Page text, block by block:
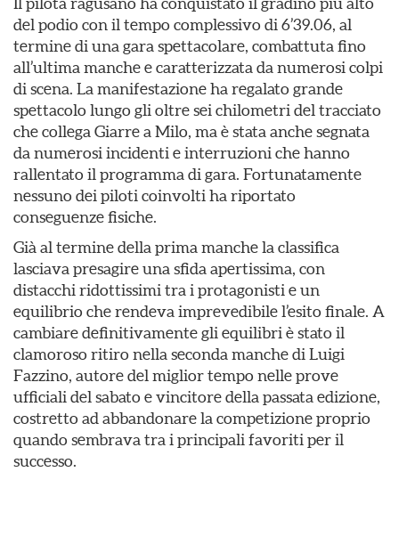
del podio con il tempo complessivo di 6’39.06, al
termine di una gara spettacolare, combattuta fino
all’ultima manche e caratterizzata da numerosi colpi
di scena. La manifestazione ha regalato grande
spettacolo lungo gli oltre sei chilometri del tracciato
che collega Giarre a Milo, ma è stata anche segnata
da numerosi incidenti e interruzioni che hanno
rallentato il programma di gara. Fortunatamente
nessuno dei piloti coinvolti ha riportato
conseguenze fisiche.
Già al termine della prima manche la classifica
lasciava presagire una sfida apertissima, con
distacchi ridottissimi tra i protagonisti e un
equilibrio che rendeva imprevedibile l’esito finale. A
cambiare definitivamente gli equilibri è stato il
clamoroso ritiro nella seconda manche di Luigi
Fazzino, autore del miglior tempo nelle prove
ufficiali del sabato e vincitore della passata edizione,
costretto ad abbandonare la competizione proprio
quando sembrava tra i principali favoriti per il
successo.